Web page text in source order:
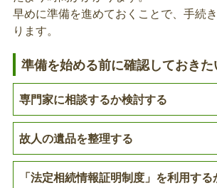
亡くなった方が後期高齢者医療の該
合は、後期高齢者医療資格確認書や、
後期高齢者医療の葬祭費の支給申請
亡くなった方が後期高齢者医療保険
場合、亡くなった方の葬儀を行った方
に対して葬祭費が支給されます。各
口課または市民センターでも受付で
早めに準備を進めておくことで、手続
ります。
準備を始める前に確認しておきた
専門家に相談するか検討する
故人の遺品を整理する
「法定相続情報証明制度」を利用す